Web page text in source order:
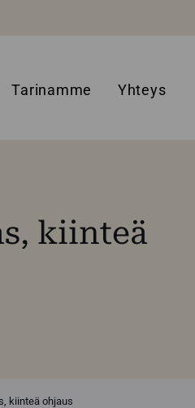
Tarinamme Yhteys
kiinteä
kiinteä ohjaus